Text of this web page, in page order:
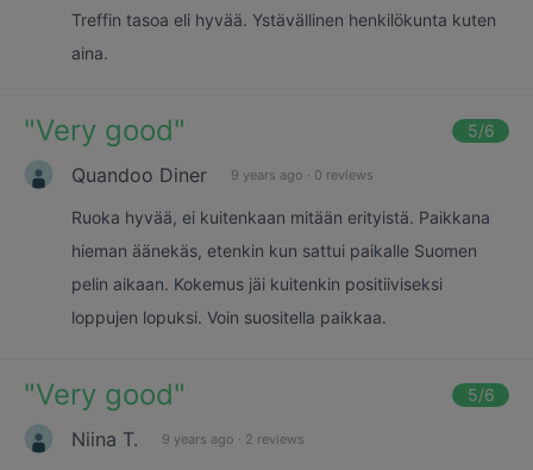
Treffin tasoa eli hyvää. Ystävällinen henkilökunta kuten
aina.
"Very good" 5/6
Quandoo Diner 9 years ago · 0 reviews
Ruoka hyvää, ei kuitenkaan mitään erityistä. Paikkana
hieman äänekäs, etenkin kun sattui paikalle Suomen
pelin aikaan. Kokemus jäi kuitenkin positiiviseksi
loppujen lopuksi. Voin suositella paikkaa.
"Very good" 5/6
Niina T. 9 years ago · 2 reviews